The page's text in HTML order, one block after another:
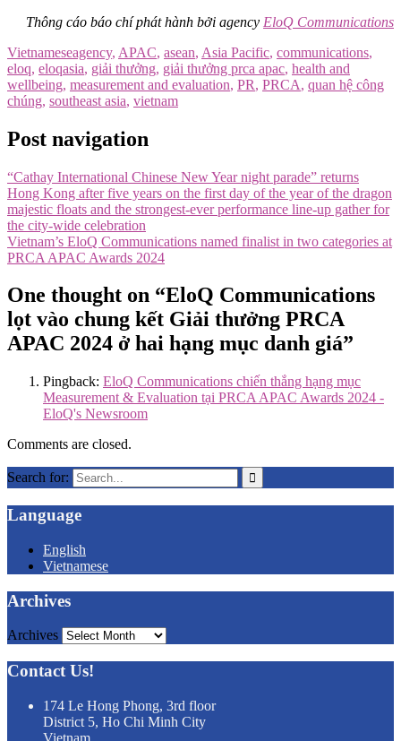
Thông cáo báo chí phát hành bởi agency EloQ Communications
Vietnameseagency, APAC, asean, Asia Pacific, communications,
eloq, eloqasia, giải thưởng, giải thưởng prca apac, health and
wellbeing, measurement and evaluation, PR, PRCA, quan hệ công
chúng, southeast asia, vietnam
Post navigation
“Cathay International Chinese New Year night parade” returns
Hong Kong after five years on the first day of the year of the dragon
majestic floats and the strongest-ever performance line-up gather for
the city-wide celebration
Vietnam’s EloQ Communications named finalist in two categories at
PRCA APAC Awards 2024
One thought on “EloQ Communications
lọt vào chung kết Giải thưởng PRCA
APAC 2024 ở hai hạng mục danh giá”
Pingback: EloQ Communications chiến thắng hạng mục
Measurement & Evaluation tại PRCA APAC Awards 2024 -
EloQ's Newsroom
Comments are closed.
Search for:
Language
English
Vietnamese
Archives
Archives
Contact Us!
174 Le Hong Phong, 3rd floor
District 5, Ho Chi Minh City
Vietnam